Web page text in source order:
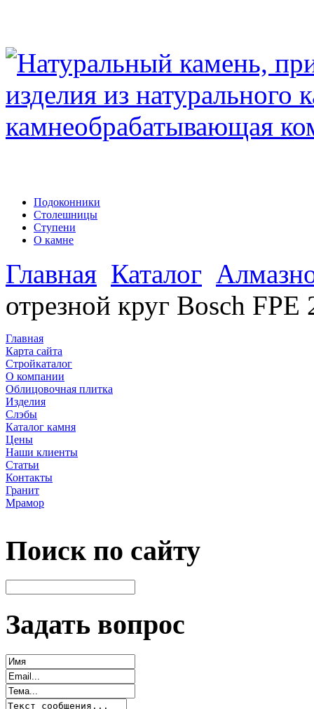
Подоконники
Столешницы
Ступени
О камне
Главная Каталог
отрезной круг Bosch
Главная
Карта сайта
Стройкаталог
О компании
Облицовочная плитка
Изделия
Слэбы
Каталог камня
Цены
Наши клиенты
Статьи
Контакты
Гранит
Мрамор
Поиск по сайту
Задать вопрос